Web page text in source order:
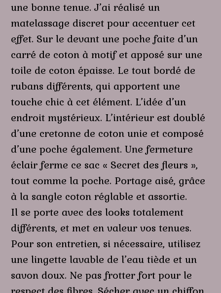
une bonne tenue. J’ai réalisé un
matelassage discret pour accentuer cet
effet. Sur le devant une poche faite d’un
carré de coton à motif et apposé sur une
toile de coton épaisse. Le tout bordé de
rubans différents, qui apportent une
touche chic à cet élément. L’idée d’un
endroit mystérieux. L’intérieur est doublé
d’une cretonne de coton unie et composé
d’une poche également. Une fermeture
éclair ferme ce sac « Secret des fleurs »,
tout comme la poche. Portage aisé, grâce
à la sangle coton réglable et assortie.
Il se porte avec des looks totalement
différents, et met en valeur vos tenues.
Pour son entretien, si nécessaire, utilisez
une lingette lavable de l’eau tiède et un
savon doux. Ne pas frotter fort pour le